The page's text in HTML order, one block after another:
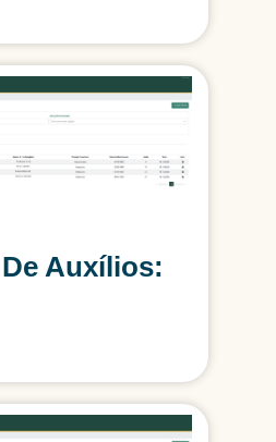
tipos de
etárias.
exibe dados
do requerimento,
situação
e valor do auxílio,
de exportação em
Auxílios: